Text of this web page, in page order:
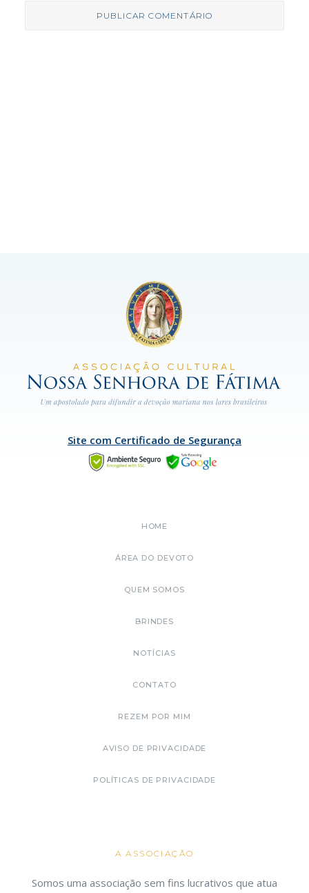
Site com Certificado de Segurança
HOME
ÁREA DO DEVOTO
QUEM SOMOS
BRINDES
NOTÍCIAS
CONTATO
REZEM POR MIM
AVISO DE PRIVACIDADE
POLÍTICAS DE PRIVACIDADE
A ASSOCIAÇÃO
Somos uma associação sem fins lucrativos que atua